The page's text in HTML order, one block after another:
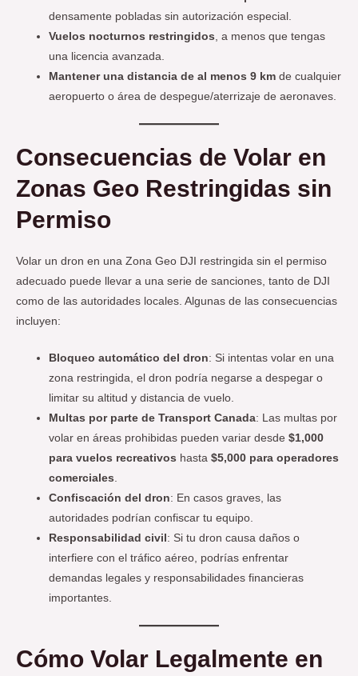
densamente pobladas sin autorización especial.
Vuelos nocturnos restringidos, a menos que tengas
una licencia avanzada.
Mantener una distancia de al menos 9 km de cualquier
aeropuerto o área de despegue/aterrizaje de aeronaves.
Consecuencias de Volar en
Zonas Geo Restringidas sin
Permiso
Volar un dron en una Zona Geo DJI restringida sin el permiso
adecuado puede llevar a una serie de sanciones, tanto de DJI
como de las autoridades locales. Algunas de las consecuencias
incluyen:
Bloqueo automático del dron: Si intentas volar en una
zona restringida, el dron podría negarse a despegar o
limitar su altitud y distancia de vuelo.
Multas por parte de Transport Canada: Las multas por
volar en áreas prohibidas pueden variar desde$1,000
para vuelos recreativos hasta$5,000 para operadores
comerciales.
Confiscación del dron: En casos graves, las
autoridades podrían confiscar tu equipo.
Responsabilidad civil : Si tu dron causa daños o
interfiere con el tráfico aéreo, podrías enfrentar
demandas legales y responsabilidades financieras
importantes.
Cómo Volar Legalmente en